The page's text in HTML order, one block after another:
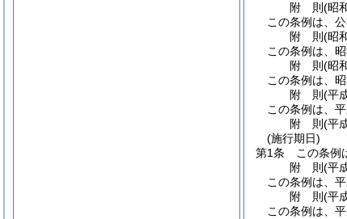
附 則(昭
この条例は、
附 則(昭
この条例は、
附 則(昭
この条例は、
附 則(平
この条例は、
附 則(平
(施行期日)
第1条
この条例
附 則(平
この条例は、
附 則(平
この条例は、